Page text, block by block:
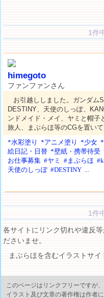
1件
himegoto
ファンファンさん
お引越ししました。ガンダム
DESTINY、天使のしっぽ、
ンドメイド・メイ、ヤミと帽子
旅人、まぶらほ等のCGを置い
*水彩塗り
*アニメ塗り *少女 *
絵日記・日替 *壁紙・携帯待受
お仕事募集 #ヤミ #まぶらほ
天使のしっぽ #DESTINY ...
1件
各サイトにリンク切れや違反
ださいませ。
まぶらほを含むイラストサイ
このページはリンクフリーですが
イラスト及び文章の著作権は作者